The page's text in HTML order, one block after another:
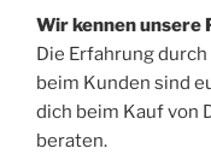
Wir kennen
Die Erfahrung
beim Kunden sind
dich beim Kauf von
beraten.